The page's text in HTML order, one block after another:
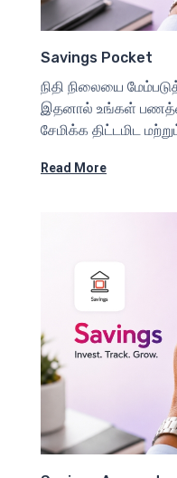
Savings Pocket
நிதி நிலையை
இதனால் உங்கள்
சேமிக்க திட்டமிட
Read More